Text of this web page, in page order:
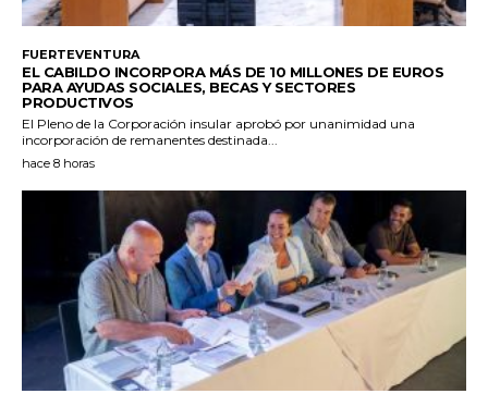
FUERTEVENTURA
EL CABILDO INCORPORA MÁS DE 10 MILLONES DE EUROS
PARA AYUDAS SOCIALES, BECAS Y SECTORES
PRODUCTIVOS
El Pleno de la Corporación insular aprobó por unanimidad una
incorporación de remanentes destinada...
hace 8 horas